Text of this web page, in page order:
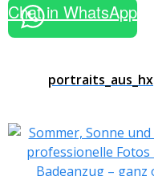
Chat in WhatsApp
portraits_aus_hx